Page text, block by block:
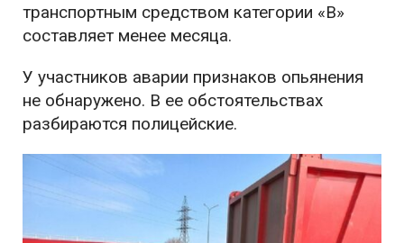
транспортным средством категории «В»
составляет менее месяца.
У участников аварии признаков опьянения
не обнаружено. В ее обстоятельствах
разбираются полицейские.